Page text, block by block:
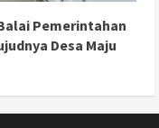
Pemerintahan
Desa Maju